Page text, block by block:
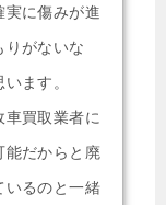
実に傷みが進
りがないな
ます。
買取業者に
能だからと廃
いるのと一緒